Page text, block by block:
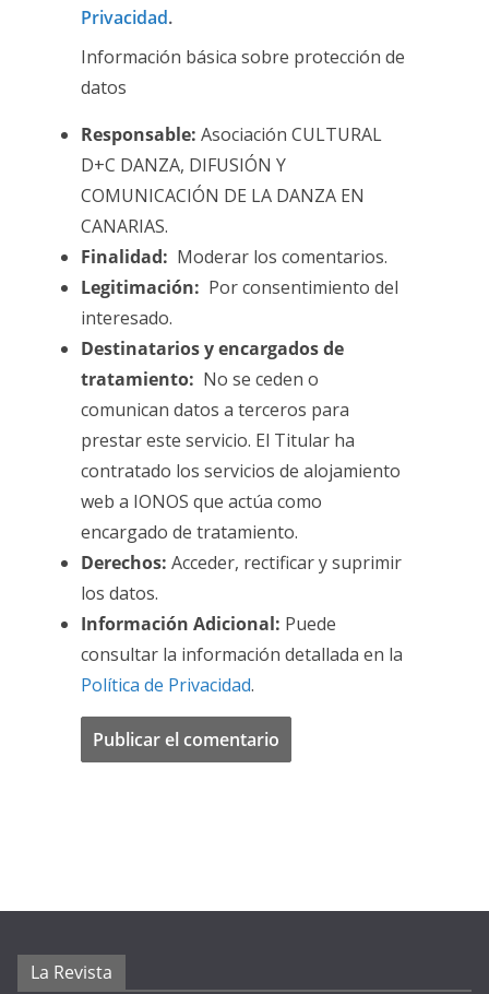
Privacidad.
Información básica sobre protección de
datos
Responsable: Asociación CULTURAL
D+C DANZA, DIFUSIÓN Y
COMUNICACIÓN DE LA DANZA EN
CANARIAS.
Finalidad: Moderar los comentarios.
Legitimación: Por consentimiento del
interesado.
Destinatarios y encargados de
tratamiento: No se ceden o
comunican datos a terceros para
prestar este servicio. El Titular ha
contratado los servicios de alojamiento
web a IONOS que actúa como
encargado de tratamiento.
Derechos: Acceder, rectificar y suprimir
los datos.
Información Adicional: Puede
consultar la información detallada en la
Política de Privacidad.
La Revista